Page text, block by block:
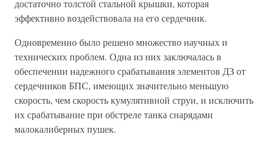
достаточно толстой стальной крышки, которая
эффективно воздействовала на его сердечник.
Одновременно было решено множество научных и
технических проблем. Одна из них заключалась в
обеспечении надежного срабатывания элементов ДЗ от
сердечников БПС, имеющих значительно меньшую
скорость, чем скорость кумулятивной струи, и исключить
их срабатывание при обстреле танка снарядами
малокалиберных пушек.